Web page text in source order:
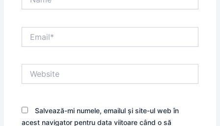
Salvează-mi numele, emailul și site-ul web în
acest navigator pentru data viitoare când o să